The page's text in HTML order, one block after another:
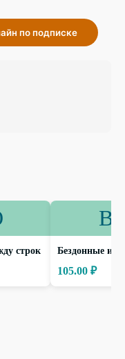
по подписке
строк
В
Бездонные
105.00 ₽